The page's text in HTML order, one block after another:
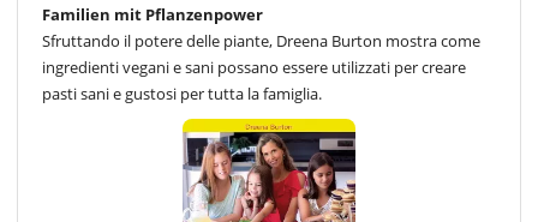
Familien mit Pflanzenpower
Sfruttando il potere delle piante, Dreena Burton mostra come
ingredienti vegani e sani possano essere utilizzati per creare
pasti sani e gustosi per tutta la famiglia.